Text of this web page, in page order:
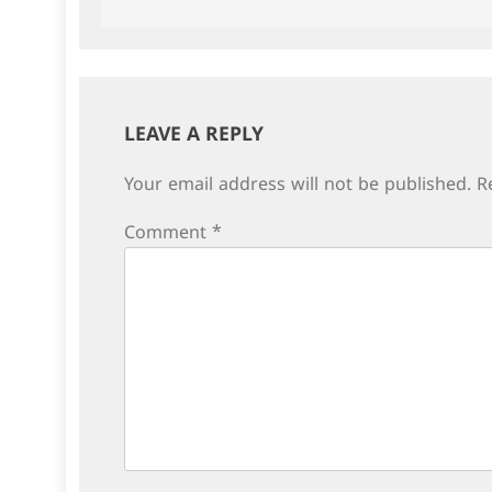
LEAVE A REPLY
Your email address will not be published.
Comment *